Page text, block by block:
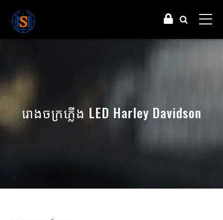
រោងចក្រភ្លើង LED Harley Davidson